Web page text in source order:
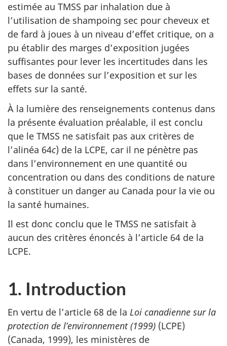
estimée au TMSS par inhalation due à
l’utilisation de shampoing sec pour cheveux et
de fard à joues à un niveau d’effet critique, on a
pu établir des marges d’exposition jugées
suffisantes pour lever les incertitudes dans les
bases de données sur l’exposition et sur les
effets sur la santé.
À la lumière des renseignements contenus dans
la présente évaluation préalable, il est conclu
que le TMSS ne satisfait pas aux critères de
l’alinéa 64c) de la LCPE, car il ne pénètre pas
dans l’environnement en une quantité ou
concentration ou dans des conditions de nature
à constituer un danger au Canada pour la vie ou
la santé humaines.
Il est donc conclu que le TMSS ne satisfait à
aucun des critères énoncés à l’article 64 de la
LCPE.
1. Introduction
En vertu de l’article 68 de la Loi canadienne sur la
protection de l’environnement (1999) (LCPE)
(Canada, 1999), les ministères de